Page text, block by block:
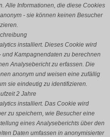
Alle Informationen, die diese Cookies
- sie können keinen Besucher
installiert. Dieses Cookie wird
Kampagnendaten zu berechnen
Analysebericht zu erfassen. Die
anonym und weisen eine zufällig
sie eindeutig zu identifizieren.
2 Jahre
installiert. Das Cookie wird
zu speichern, wie Besucher eine
eines Analyseberichts über den
Daten umfassen in anonymisierter